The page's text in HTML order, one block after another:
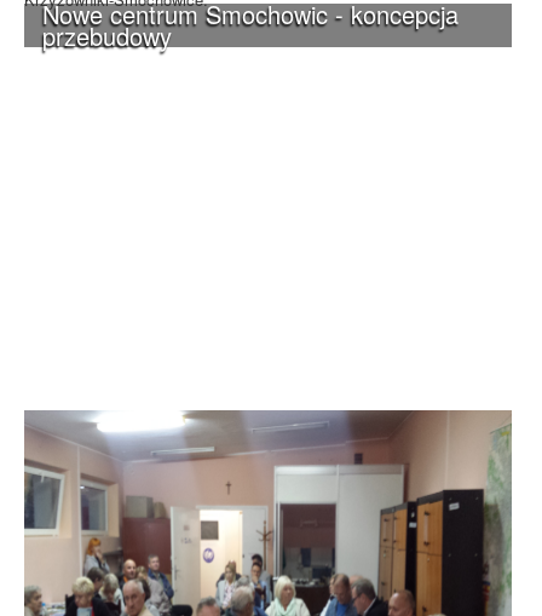
Nowe centrum Smochowic - koncepcja
przebudowy